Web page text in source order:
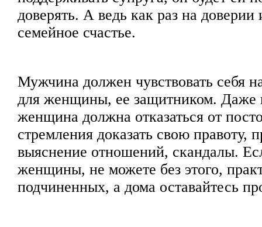
доверять. А ведь как раз на доверии
семейное счастье.
Мужчина должен чувствовать себя
для женщины, ее защитником. Даже
женщина должна отказаться от
стремления доказать свою правоту,
выяснение отношений, скандалы.
женщины, не можете без этого,
подчиненных, а дома оставайтесь